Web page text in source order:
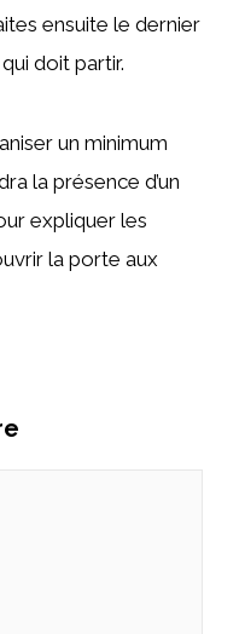
ensuite le dernier
doit partir.
un minimum
la présence d’un
expliquer les
la porte aux